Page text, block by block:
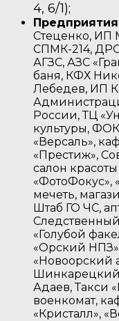
4, 6/1);
Стеценко, ИП
СПМК-214,
АГЗС, АЗС
баня, КФХ
Лебедев, ИП
России, ТЦ
культуры,
«Версаль»,
«Престиж»,
салон
«ФотоФокус»,
мечеть,
Штаб ГО ЧС,
«Голубой
«Орский НПЗ»,
«Новоорский
Адаев, Такси
военкомат,
«Кристалл»,